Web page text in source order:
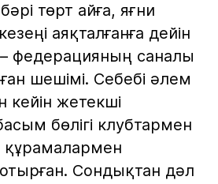
төрт айға, яғни
аяқталғанға дейін
федерацияның саналы
шешімі. Себебі әлем
кейін жетекші
бөлігі клубтармен
құрамалармен
отырған. Сондықтан дәл